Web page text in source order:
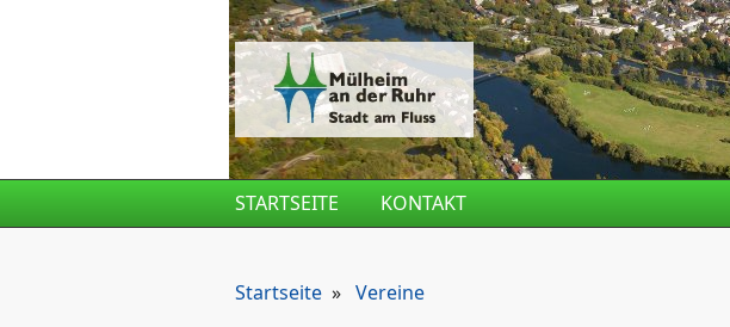
STARTSEITE KONTAKT
Startseite » Vereine